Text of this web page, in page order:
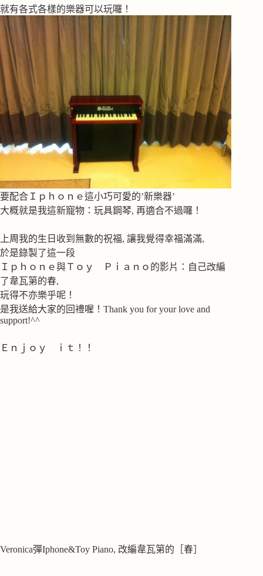
就有各式各樣的樂器可以玩囉！
要配合Ｉｐｈｏｎｅ這小巧可愛的’新樂器’
大概就是我這新寵物：玩具鋼琴, 再適合不過囉！
上周我的生日收到無數的祝福, 讓我覺得幸福滿滿,
於是錄製了這一段
Ｉｐｈｏｎｅ與Ｔｏｙ Ｐｉａｎｏ的影片：自己改編
了韋瓦第的春,
玩得不亦樂乎呢！
是我送給大家的回禮喔！Thank you for your love and
support!^^
Ｅｎｊｏｙ ｉｔ！！
Veronica彈Iphone&Toy Piano, 改編韋瓦第的［春］